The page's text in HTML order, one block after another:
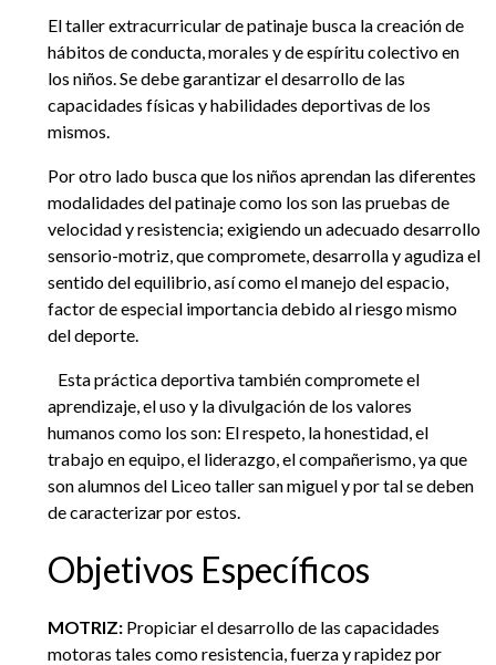
El taller extracurricular de patinaje busca la creación de
hábitos de conducta, morales y de espíritu colectivo en
los niños. Se debe garantizar el desarrollo de las
capacidades físicas y habilidades deportivas de los
mismos.
Por otro lado busca que los niños aprendan las diferentes
modalidades del patinaje como los son las pruebas de
velocidad y resistencia; exigiendo un adecuado desarrollo
sensorio-motriz, que compromete, desarrolla y agudiza el
sentido del equilibrio, así como el manejo del espacio,
factor de especial importancia debido al riesgo mismo
del deporte.
Esta práctica deportiva también compromete el
aprendizaje, el uso y la divulgación de los valores
humanos como los son: El respeto, la honestidad, el
trabajo en equipo, el liderazgo, el compañerismo, ya que
son alumnos del Liceo taller san miguel y por tal se deben
de caracterizar por estos.
Objetivos Específicos
MOTRIZ: Propiciar el desarrollo de las capacidades
motoras tales como resistencia, fuerza y rapidez por